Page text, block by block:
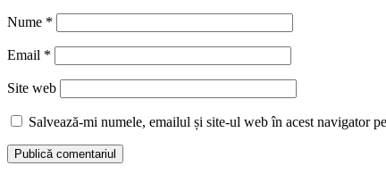
Nume *
Email *
Site web
Salvează-mi numele, emailul și site-ul web în acest navigator